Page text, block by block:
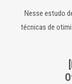
Nesse estudo
técnicas de